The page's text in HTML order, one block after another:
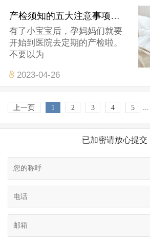
产检须知的五大注意事项有哪些？
有了小宝宝后，孕妈妈们就要
开始到医院去定期的产检啦。
不要以为
2023-04-26
上一页 1 2 3 4 5
已加密请放心提交